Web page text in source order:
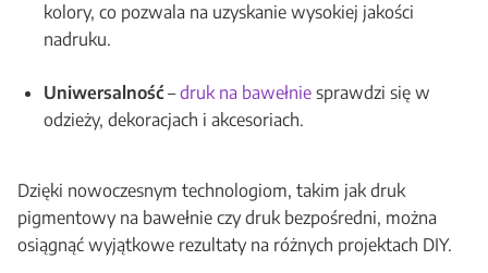
kolory, co pozwala na uzyskanie wysokiej jakości
nadruku.
Uniwersalność –druk na bawełnie sprawdzi się w
odzieży, dekoracjach i akcesoriach.
Dzięki nowoczesnym technologiom, takim jak druk
pigmentowy na bawełnie czy druk bezpośredni, można
osiągnąć wyjątkowe rezultaty na różnych projektach DIY.